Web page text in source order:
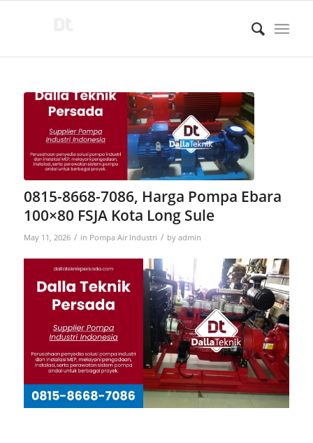
0815-8668-7086, Harga Pompa Ebara
100×80 FSJA Kota Long Sule
May 11, 2026 / in Pompa Air Industri / by admin